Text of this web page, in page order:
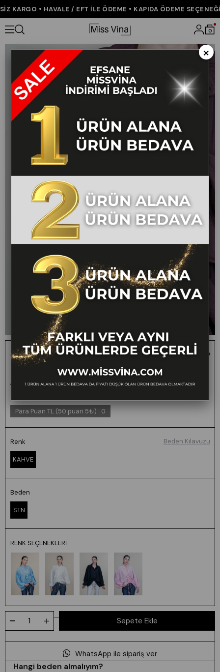
KARGO • HAVALE / EFT İLE ÖDEME • KAPIDA ÖDEME SEÇENEĞİ
0
Anasayfa ÇOK SATANLAR
Ön VE Kol İp Büzgü Detaylı Oversize Trend Gömlek
70070
₺2.400,00 ₺1.199,00 50 FARKLI VEYA AYNI TÜM
Para Puan TL (50 puan 5₺) : 0
Renk
KAHVE
Beden
STN
Beden Kılavuzu
RENK SEÇENEKLERI
WhatsApp ile sipariş ver
Hangi beden almalıyım?
×